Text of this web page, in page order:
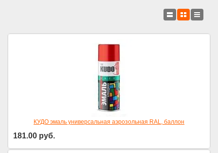
КУДО эмаль универсальная аэрозольная RAL, баллон
181.00 руб.